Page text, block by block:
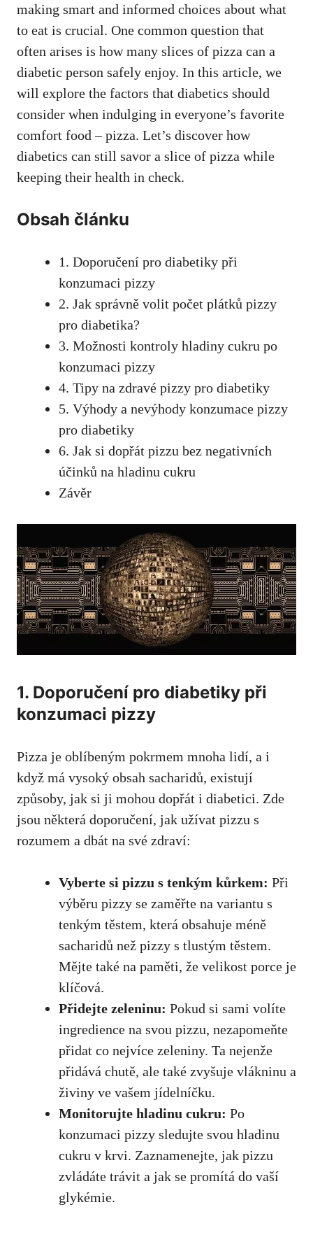
making smart​ and ⁢informed choices about what
to eat is crucial. One common⁢ question that
often arises‍ is how⁤ many​ slices ​of ⁤pizza can a
diabetic person⁣ safely enjoy. In this article, we
will explore the factors that diabetics should
consider when indulging in everyone’s⁤ favorite
‌comfort food – pizza. ‌Let’s ‍discover how
diabetics can still‌ savor a slice of pizza while
keeping their health in ⁤check.
Obsah‍ článku
1.‍ Doporučení pro diabetiky při
konzumaci pizzy
2. ⁢Jak správně‌ volit⁢ počet plátků pizzy
pro diabetika?
3. Možnosti kontroly hladiny cukru po
konzumaci pizzy
4. Tipy na zdravé pizzy pro diabetiky
5. Výhody a nevýhody konzumace pizzy
pro diabetiky
6.⁢ Jak si dopřát ⁣pizzu bez negativních
účinků‌ na ‍hladinu cukru
Závěr
1. Doporučení pro diabetiky při
konzumaci pizzy
Pizza​ je ⁣oblíbeným pokrmem mnoha lidí, a i
když má ⁢vysoký obsah sacharidů, ⁤existují
způsoby, jak si ji mohou⁢ dopřát i diabetici. Zde
jsou některá⁣ doporučení, jak užívat⁢ pizzu s
rozumem‍ a dbát ‌na své zdraví:
Vyberte si pizzu s tenkým kůrkem: Při
výběru pizzy se zaměřte na⁢ variantu ​s
tenkým ‍těstem, která obsahuje méně
sacharidů než pizzy s tlustým těstem.
Mějte také na ‍paměti, že velikost porce je
klíčová.
Přidejte zeleninu: Pokud si sami ‌volíte
ingredience na ⁤svou pizzu, nezapomeňte
přidat co nejvíce zeleniny. Ta nejenže
přidává chutě,⁤ ale také zvyšuje ⁢vlákninu a
živiny‍ ve vašem jídelníčku.
Monitorujte hladinu‌ cukru: Po
konzumaci⁣ pizzy⁣ sledujte svou hladinu
cukru⁣ v krvi. Zaznamenejte, jak pizzu
zvládáte trávit ‌a jak⁢ se⁤ promítá do vaší⁣
glykémie.